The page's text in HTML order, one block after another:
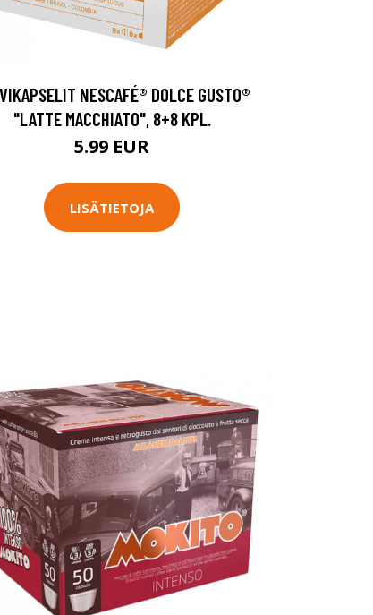
NESCAFÉ® DOLCE GUSTO®
"LATTE MACCHIATO", 8+8 KPL.
5.99 EUR
LISÄTIETOJA